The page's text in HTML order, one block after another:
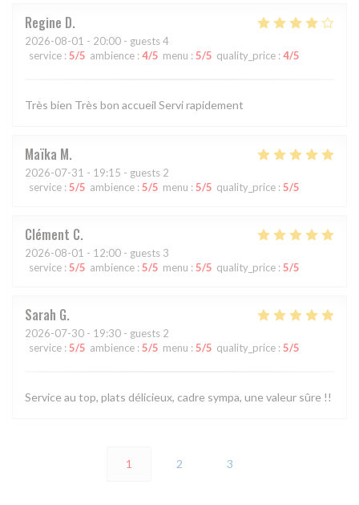
Regine D
2026-08-01 - 20:00 - guests 4
service : 5/5 ambience : 4/5 menu : 5/5 quality_price : 4/5
Très bien Très bon accueil Servi rapidement
Maïka M
2026-07-31 - 19:15 - guests 2
service : 5/5 ambience : 5/5 menu : 5/5 quality_price : 5/5
Clément C
2026-08-01 - 12:00 - guests 3
service : 5/5 ambience : 5/5 menu : 5/5 quality_price : 5/5
Sarah G
2026-07-30 - 19:30 - guests 2
service : 5/5 ambience : 5/5 menu : 5/5 quality_price : 5/5
Service au top, plats délicieux, cadre sympa, une valeur sûre !!
1 2 3